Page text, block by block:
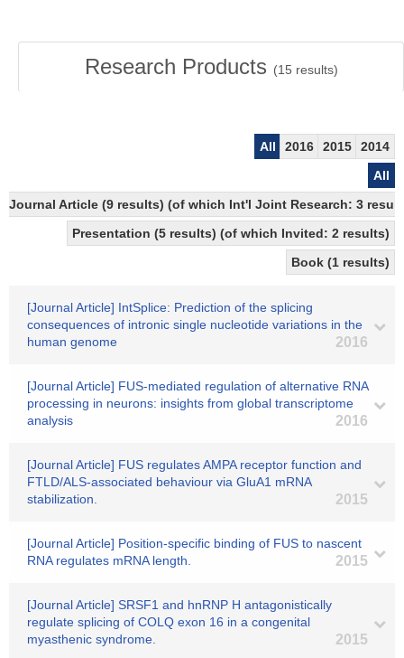
Research Products (15 results)
All 2016 2015
2014
All
Journal Article (9 results) (of which Int'l Joint Research: 3
Presentation (5 results) (of which Invited: 2 results)
Book (1 results)
[Journal Article] IntSplice: Prediction of the splicing
consequences of intronic single nucleotide variations in the
human genome
2016
[Journal Article] FUS-mediated regulation of alternative RNA
processing in neurons: insights from global transcriptome
analysis
2016
[Journal Article] FUS regulates AMPA receptor function and
FTLD/ALS-associated behaviour via GluA1 mRNA
stabilization.
2015
[Journal Article] Position-specific binding of FUS to nascent
RNA regulates mRNA length.
2015
[Journal Article] SRSF1 and hnRNP H antagonistically
regulate splicing of COLQ exon 16 in a congenital
myasthenic syndrome.
2015